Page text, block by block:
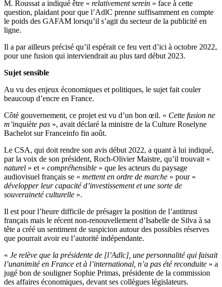
M. Roussat a indiqué être « relativement serein » face à cette
question, plaidant pour que l’AdlC prenne suffisamment en compte
le poids des GAFAM lorsqu’il s’agit du secteur de la publicité en
ligne.
Il a par ailleurs précisé qu’il espérait ce feu vert d’ici à octobre 2022,
pour une fusion qui interviendrait au plus tard début 2023.
Sujet sensible
Au vu des enjeux économiques et politiques, le sujet fait couler
beaucoup d’encre en France.
Côté gouvernement, ce projet est vu d’un bon œil. « Cette fusion ne
m’inquiète pas », avait déclaré la ministre de la Culture Roselyne
Bachelot sur Franceinfo fin août.
Le CSA, qui doit rendre son avis début 2022, a quant à lui indiqué,
par la voix de son président, Roch-Olivier Maistre, qu’il trouvait «
naturel » et « compréhensible » que les acteurs du paysage
audiovisuel français se « mettent en ordre de marche » pour «
développer leur capacité d’investissement et une sorte de
souveraineté culturelle ».
Il est pour l’heure difficile de présager la position de l’antitrust
français mais le récent non-renouvellement d’Isabelle de Silva à sa
tête a créé un sentiment de suspicion autour des possibles réserves
que pourrait avoir eu l’autorité indépendante.
« Je relève que la présidente de [l’Adlc], une personnalité qui faisait
l’unanimité en France et à l’international, n’a pas été reconduite » a
jugé bon de souligner Sophie Primas, présidente de la commission
des affaires économiques, devant ses collègues législateurs.